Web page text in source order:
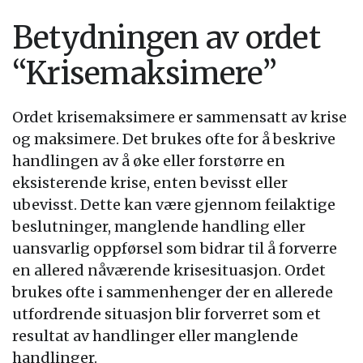
Betydningen av ordet
“Krisemaksimere”
Ordet krisemaksimere er sammensatt av krise
og maksimere. Det brukes ofte for å beskrive
handlingen av å øke eller forstørre en
eksisterende krise, enten bevisst eller
ubevisst. Dette kan være gjennom feilaktige
beslutninger, manglende handling eller
uansvarlig oppførsel som bidrar til å forverre
en allered nåværende krisesituasjon. Ordet
brukes ofte i sammenhenger der en allerede
utfordrende situasjon blir forverret som et
resultat av handlinger eller manglende
handlinger.